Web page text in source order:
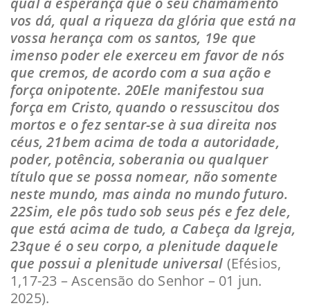
vos dá, qual a riqueza da glória que está na
vossa herança com os santos, 19e que
imenso poder ele exerceu em favor de nós
que cremos, de acordo com a sua ação e
força onipotente. 20Ele manifestou sua
força em Cristo, quando o ressuscitou dos
mortos e o fez sentar-se à sua direita nos
céus, 21bem acima de toda a autoridade,
poder, potência, soberania ou qualquer
título que se possa nomear, não somente
neste mundo, mas ainda no mundo futuro.
22Sim, ele pôs tudo sob seus pés e fez dele,
que está acima de tudo, a Cabeça da Igreja,
23que é o seu corpo, a plenitude daquele
que possui a plenitude universal (Efésios,
1,17-23 – Ascensão do Senhor – 01 jun.
2025).